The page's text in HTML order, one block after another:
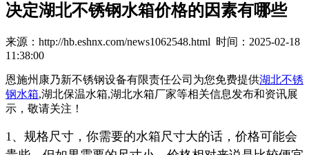
决定湖北不锈钢水箱价格的因素有哪些
来源：http://hb.eshnx.com/news1062548.html 时间：2025-02-18
11:38:00
恩施州康乃新不锈钢设备有限责任公司为您免费提供湖北不锈
钢水箱,湖北保温水箱,湖北水箱厂家等相关信息发布和资讯展
示，敬请关注！
1、规格尺寸，你需要的水箱尺寸大的话，价格可能会